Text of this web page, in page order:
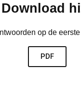
Download
op de
PDF